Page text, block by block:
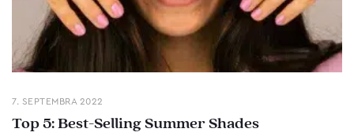
7. SEPTEMBRA 2022
Top 5: Best-Selling Summer Shades